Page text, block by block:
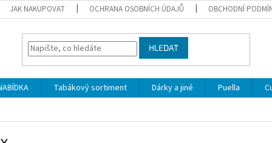
JAK NAKUPOVAT OCHRANA OSOBNÍCH ÚDAJŮ OBCHODNÍ
HLEDAT
Tabákový sortiment Dárky a jiné Puella